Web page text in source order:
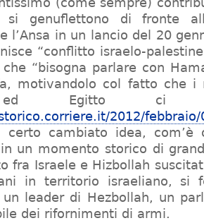
si genuflettono di fronte
l’Ansa in un lancio del 20
“conflitto israelo-
“bisogna parlare con
motivandolo col fatto che i
ed Egitto ci
2012/febbraio/
cambiato idea, com’è
un momento storico di
fra Israele e Hizbollah
in territorio israeliano, si
un leader di Hezbollah, un
dei rifornimenti di armi.